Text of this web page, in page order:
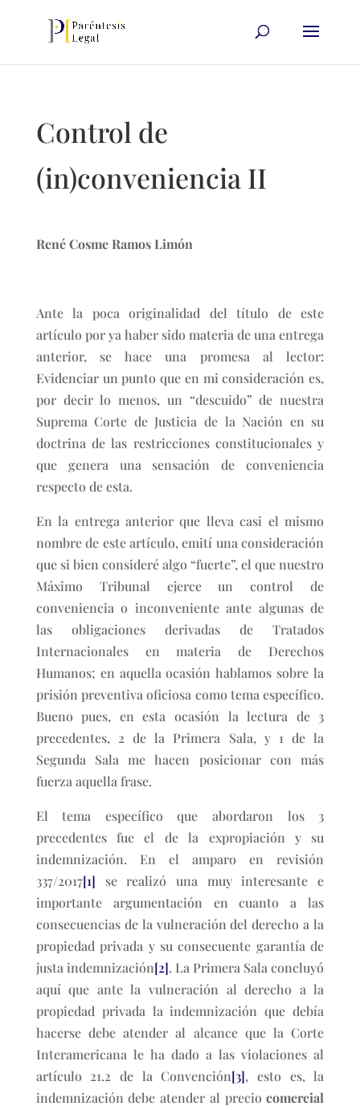
Control de
(in)conveniencia II
René Cosme Ramos Limón
Ante la poca originalidad del título de este
artículo por ya haber sido materia de una entrega
anterior, se hace una promesa al lector:
Evidenciar un punto que en mi consideración es,
por decir lo menos, un “descuido” de nuestra
Suprema Corte de Justicia de la Nación en su
doctrina de las restricciones constitucionales y
que genera una sensación de conveniencia
respecto de esta.
En la entrega anterior que lleva casi el mismo
nombre de este artículo, emití una consideración
que si bien consideré algo “fuerte”, el que nuestro
Máximo Tribunal ejerce un control de
conveniencia o inconveniente ante algunas de
las obligaciones derivadas de Tratados
Internacionales en materia de Derechos
Humanos; en aquella ocasión hablamos sobre la
prisión preventiva oficiosa como tema específico.
Bueno pues, en esta ocasión la lectura de 3
precedentes, 2 de la Primera Sala, y 1 de la
Segunda Sala me hacen posicionar con más
fuerza aquella frase.
El tema específico que abordaron los 3
precedentes fue el de la expropiación y su
indemnización. En el amparo en revisión
337/2017[1] se realizó una muy interesante e
importante argumentación en cuanto a las
consecuencias de la vulneración del derecho a la
propiedad privada y su consecuente garantía de
justa indemnización[2]. La Primera Sala concluyó
aquí que ante la vulneración al derecho a la
propiedad privada la indemnización que debía
hacerse debe atender al alcance que la Corte
Interamericana le ha dado a las violaciones al
artículo 21.2 de la Convención[3], esto es, la
indemnización debe atender al preciocomercial